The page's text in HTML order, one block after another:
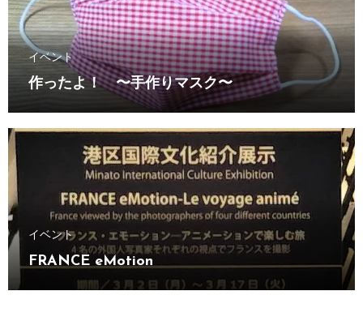
イベント
作ったよ！ 〜手作りマスク〜
イベント
FRANCE eMotion